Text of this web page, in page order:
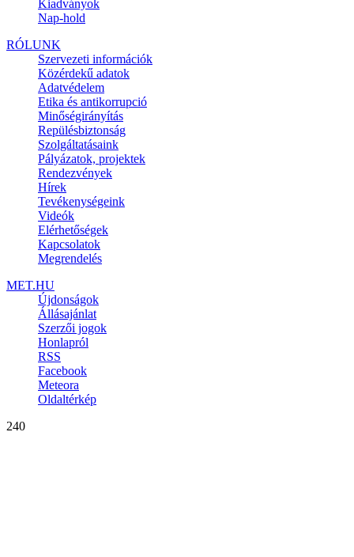
Kiadványok
Nap-hold
RÓLUNK
Szervezeti információk
Közérdekű adatok
Adatvédelem
Etika és antikorrupció
Minőségirányítás
Repülésbiztonság
Szolgáltatásaink
Pályázatok, projektek
Rendezvények
Hírek
Tevékenységeink
Videók
Elérhetőségek
Kapcsolatok
Megrendelés
MET.HU
Újdonságok
Állásajánlat
Szerzői jogok
Honlapról
RSS
Facebook
Meteora
Oldaltérkép
240